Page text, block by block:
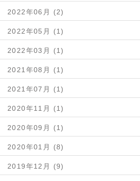
2022年06月 (2)
2022年05月 (1)
2022年03月 (1)
2021年08月 (1)
2021年07月 (1)
2020年11月 (1)
2020年09月 (1)
2020年01月 (8)
2019年12月 (9)